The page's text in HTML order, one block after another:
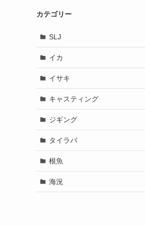
カテゴリー
SLJ
イカ
イサキ
キャスティング
ジギング
タイラバ
根魚
海況